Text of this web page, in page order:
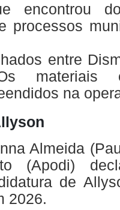
encontrou
processos
entre
materiais
na
Almeida
(Apodi)
de
2026.